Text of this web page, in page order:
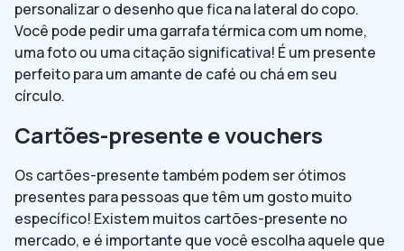
personalizar o desenho que fica na lateral do copo.
Você pode pedir uma garrafa térmica com um nome,
uma foto ou uma citação significativa! É um presente
perfeito para um amante de café ou chá em seu
círculo.
Cartões-presente e vouchers
Os cartões-presente também podem ser ótimos
presentes para pessoas que têm um gosto muito
específico! Existem muitos cartões-presente no
mercado, e é importante que você escolha aquele que